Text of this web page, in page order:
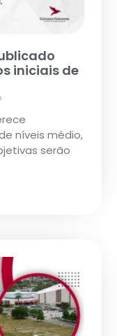
iniciais de
níveis médio,
serão